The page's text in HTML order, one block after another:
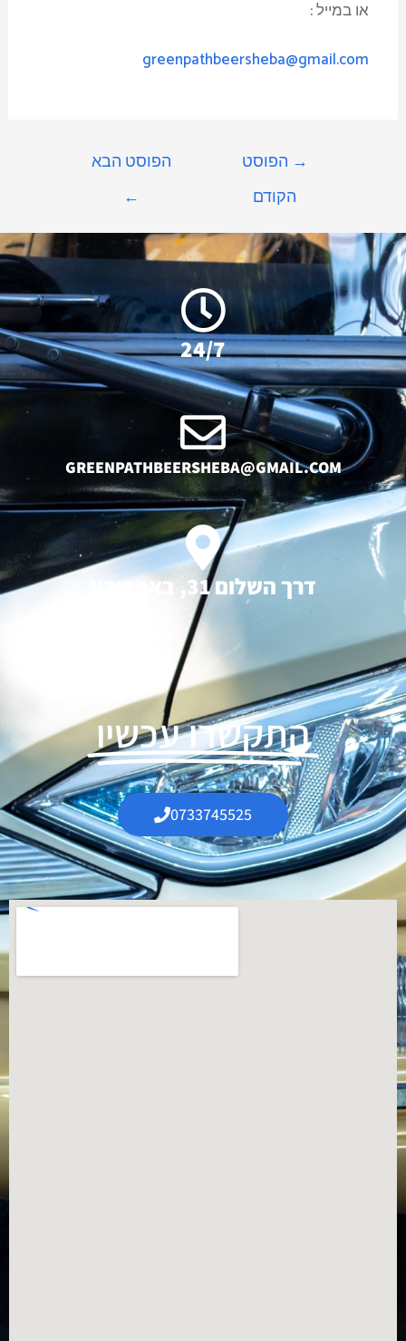
או במייל :
greenpathbeersheba@gmail.com
→ הפוסט
הקודם
הפוסט הבא
←
24/7
GREENPATHBEERSHEBA@GMAIL.COM
דרך השלום 31, באר שבע
התקשרו עכשיו
0733745525